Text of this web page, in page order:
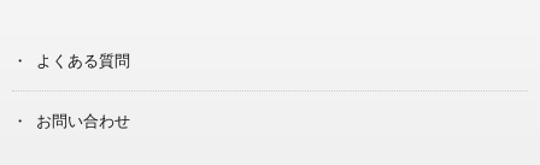
よくある質問
お問い合わせ